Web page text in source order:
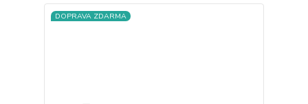
DOPRAVA ZDARMA